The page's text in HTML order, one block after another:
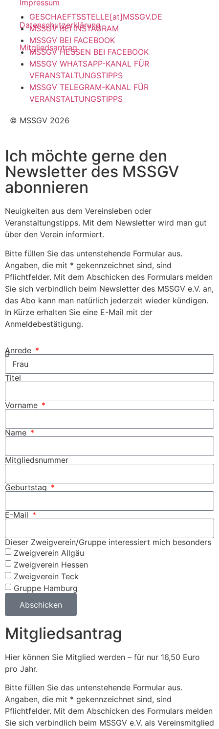
Impressum
Datenschutzerklärung
Mitgliedsantrag
GESCHAEFTSSTELLE[at]MSSGV.DE
MSSGV BEI INSTAGRAM
MSSGV BEI FACEBOOK
MSSGV HESSEN BEI FACEBOOK
MSSGV WHATSAPP-KANAL FÜR
VERANSTALTUNGSTIPPS
MSSGV TELEGRAM-KANAL FÜR
VERANSTALTUNGSTIPPS
© MSSGV 2026
Ich möchte gerne den
Newsletter des MSSGV
abonnieren
Neuigkeiten aus dem Vereinsleben oder
Veranstaltungstipps. Mit dem Newsletter wird man gut
über den Verein informiert.
Bitte füllen Sie das untenstehende Formular aus.
Angaben, die mit * gekennzeichnet sind, sind
Pflichtfelder. Mit dem Abschicken des Formulars melden
Sie sich verbindlich beim Newsletter des MSSGV e.V. an,
das Abo kann man natürlich jederzeit wieder kündigen.
In Kürze erhalten Sie eine E-Mail mit der
Anmeldebestätigung.
Anrede
Titel
Vorname
Name
Mitgliedsnummer
Geburtstag
E-Mail
Dieser Zweigverein/Gruppe interessiert mich besonders
Zweigverein Allgäu
Zweigverein Hessen
Zweigverein Teck
Gruppe Hamburg
Abschicken
Mitgliedsantrag
Hier können Sie Mitglied werden – für nur 16,50 Euro
pro Jahr.
Bitte füllen Sie das untenstehende Formular aus.
Angaben, die mit * gekennzeichnet sind, sind
Pflichtfelder. Mit dem Abschicken des Formulars melden
Sie sich verbindlich beim MSSGV e.V. als Vereinsmitglied